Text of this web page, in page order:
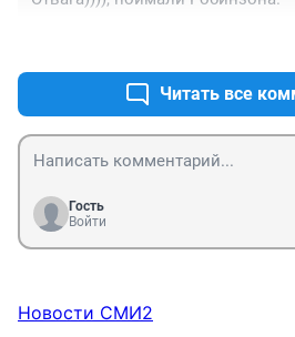
Читать все
Гость
Войти
Новости СМИ2